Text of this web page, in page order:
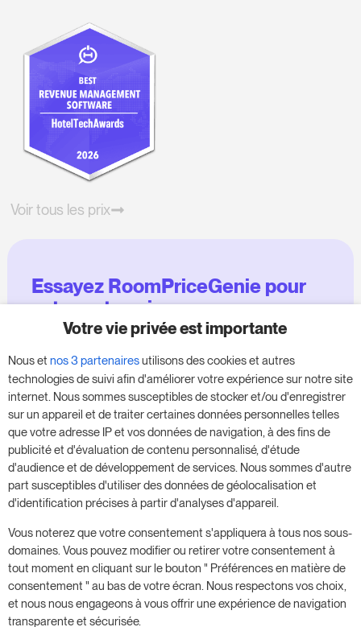
Voir tous les prix
Essayez RoomPriceGenie pour
votre entreprise
donnez un coup de fouet à votre entreprise,
sans aucune obligation.
Réservez une réunion pour commencer votre
essai gratuit de 14 jours.
Prenez rendez-vous
Votre vie privée est importante
Nous et nos 3 partenairesutilisons des cookies et autres
technologies de suivi afin d'améliorer votre expérience sur notre site
internet. Nous sommes susceptibles de stocker et/ou d'enregistrer
sur un appareil et de traiter certaines données personnelles telles
que votre adresse IP et vos données de navigation, à des fins de
publicité et d'évaluation de contenu personnalisé, d'étude
d'audience et de développement de services. Nous sommes d'autre
part susceptibles d'utiliser des données de géolocalisation et
d'identification précises à partir d'analyses d'appareil.
Vous noterez que votre consentement s'appliquera à tous nos sous-
domaines. Vous pouvez modifier ou retirer votre consentement à
tout moment en cliquant sur le bouton " Préférences en matière de
consentement " au bas de votre écran. Nous respectons vos choix,
et nous nous engageons à vous offrir une expérience de navigation
transparente et sécurisée.